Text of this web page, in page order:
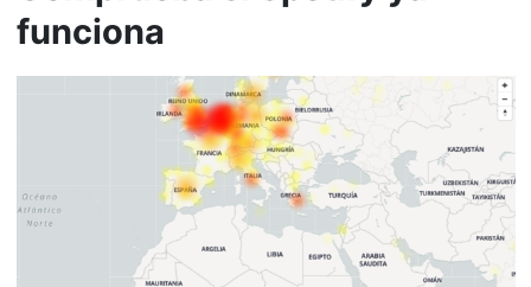
funciona